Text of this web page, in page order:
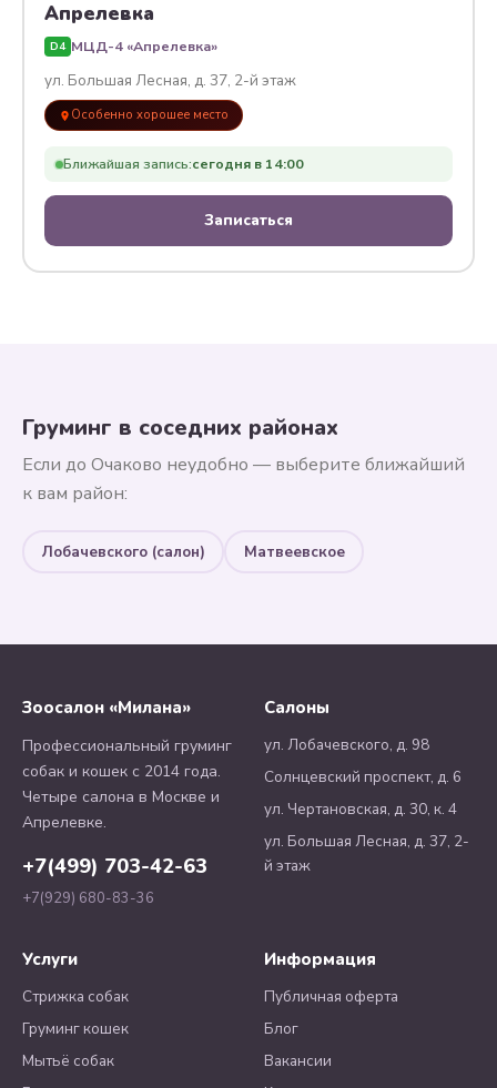
Апрелевка
D4 МЦД-4 «Апрелевка»
ул. Большая Лесная, д. 37, 2-й этаж
Особенно хорошее место
Ближайшая запись:сегодня в 14:00
Записаться
Груминг в соседних районах
Если до Очаково неудобно — выберите ближайший
к вам район:
Лобачевского (салон) Матвеевское
Зоосалон «Милана»
Профессиональный груминг
собак и кошек с 2014 года.
Четыре салона в Москве и
Апрелевке.
+7(499) 703-42-63
+7(929) 680-83-36
Салоны
ул. Лобачевского, д. 98
Солнцевский проспект, д. 6
ул. Чертановская, д. 30, к. 4
ул. Большая Лесная, д. 37, 2-
й этаж
Услуги
Стрижка собак
Груминг кошек
Мытьё собак
Информация
Публичная оферта
Блог
Вакансии